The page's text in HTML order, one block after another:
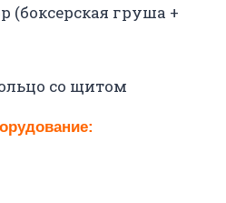
(боксерская груша +
со щитом